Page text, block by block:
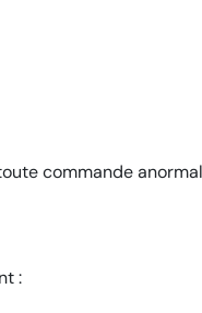
commande
: